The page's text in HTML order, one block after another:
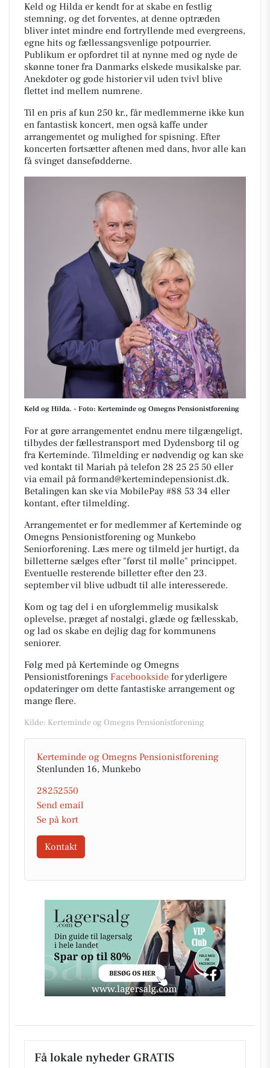
Keld og Hilda er kendt for at skabe en festlig
stemning, og det forventes, at denne optræden
bliver intet mindre end fortryllende med evergreens,
egne hits og fællessangsvenlige potpourrier.
Publikum er opfordret til at nynne med og nyde de
skønne toner fra Danmarks elskede musikalske par.
Anekdoter og gode historier vil uden tvivl blive
flettet ind mellem numrene.
Til en pris af kun 250 kr., får medlemmerne ikke kun
en fantastisk koncert, men også kaffe under
arrangementet og mulighed for spisning. Efter
koncerten fortsætter aftenen med dans, hvor alle kan
få svinget dansefødderne.
Keld og Hilda. - Foto: Kerteminde og Omegns Pensionistforening
For at gøre arrangementet endnu mere tilgængeligt,
tilbydes der fællestransport med Dydensborg til og
fra Kerteminde. Tilmelding er nødvendig og kan ske
ved kontakt til Mariah på telefon 28 25 25 50 eller
via email på formand@kertemindepensionist.dk.
Betalingen kan ske via MobilePay #88 53 34 eller
kontant, efter tilmelding.
Arrangementet er for medlemmer af Kerteminde og
Omegns Pensionistforening og Munkebo
Seniorforening. Læs mere og tilmeld jer hurtigt, da
billetterne sælges efter "først til mølle" princippet.
Eventuelle resterende billetter efter den 23.
september vil blive udbudt til alle interesserede.
Kom og tag del i en uforglemmelig musikalsk
oplevelse, præget af nostalgi, glæde og fællesskab,
og lad os skabe en dejlig dag for kommunens
seniorer.
Følg med på Kerteminde og Omegns
Pensionistforenings Facebookside for yderligere
opdateringer om dette fantastiske arrangement og
mange flere.
Kilde: Kerteminde og Omegns Pensionistforening
Kerteminde og Omegns Pensionistforening
Stenlunden 16, Munkebo
28252550
Send email
Se på kort
Kontakt
Få lokale nyheder GRATIS